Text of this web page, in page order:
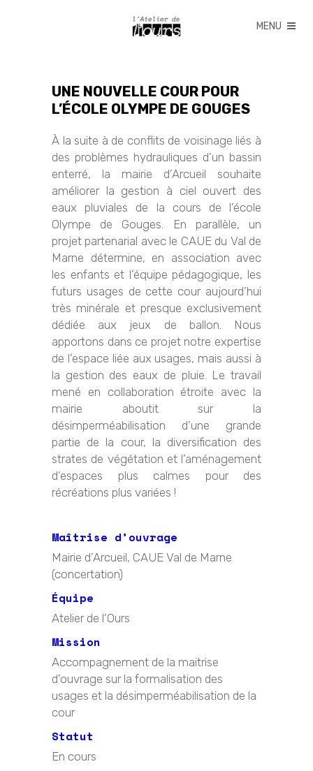
UNE NOUVELLE COUR POUR
L’ÉCOLE OLYMPE DE GOUGES
À la suite à de conflits de voisinage liés à
des problèmes hydrauliques d’un bassin
enterré, la mairie d’Arcueil souhaite
améliorer la gestion à ciel ouvert des
eaux pluviales de la cours de l’école
Olympe de Gouges. En parallèle, un
projet partenarial avec le CAUE du Val de
Marne détermine, en association avec
les enfants et l’équipe pédagogique, les
futurs usages de cette cour aujourd’hui
très minérale et presque exclusivement
dédiée aux jeux de ballon. Nous
apportons dans ce projet notre expertise
de l’espace liée aux usages, mais aussi à
la gestion des eaux de pluie. Le travail
mené en collaboration étroite avec la
mairie aboutit sur la
désimperméabilisation d’une grande
partie de la cour, la diversification des
strates de végétation et l’aménagement
d’espaces plus calmes pour des
récréations plus variées !
Maîtrise d’ouvrage
Mairie d’Arcueil, CAUE Val de Marne
(concertation)
Équipe
Atelier de l’Ours
Mission
Accompagnement de la maitrise
d'ouvrage sur la formalisation des
usages et la désimperméabilisation de la
cour
Statut
En cours